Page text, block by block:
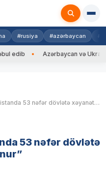
#rusiya #azərbaycan
Azərbaycan və Ukrayna XİN
Paşinyan: “Ermənistanda 53 nəfər dövlətə xəyanətdə ittiham olunur”
53 nəfər dövlətə